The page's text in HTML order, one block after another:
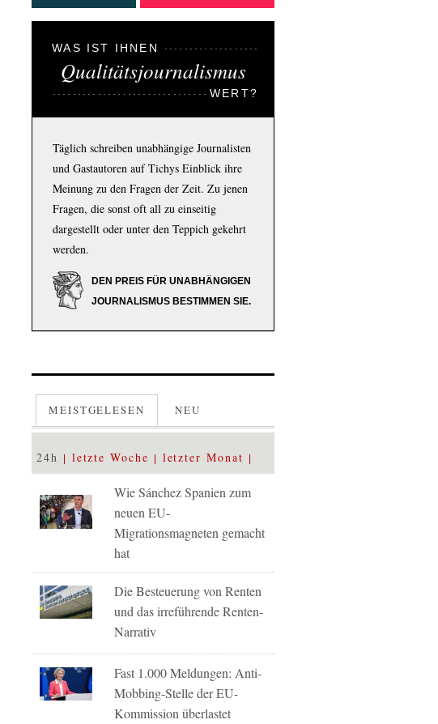
WAS IST IHNEN
Qualitätsjournalismus
WERT?
Täglich schreiben unabhängige Journalisten
und Gastautoren auf Tichys Einblick ihre
Meinung zu den Fragen der Zeit. Zu jenen
Fragen, die sonst oft all zu einseitig
dargestellt oder unter den Teppich gekehrt
werden.
DEN PREIS FÜR UNABHÄNGIGEN
JOURNALISMUS BESTIMMEN SIE.
MEISTGELESEN NEU
24h letzte Woche letzter Monat
Wie Sánchez Spanien zum
neuen EU-
Migrationsmagneten gemacht
hat
Die Besteuerung von Renten
und das irreführende Renten-
Narrativ
Fast 1.000 Meldungen: Anti-
Mobbing-Stelle der EU-
Kommission überlastet